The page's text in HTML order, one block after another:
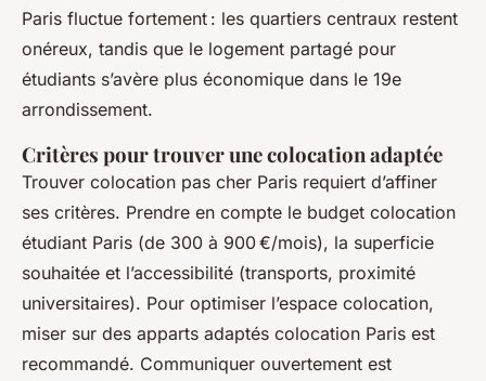
Paris fluctue fortement : les quartiers centraux restent
onéreux, tandis que le logement partagé pour
étudiants s’avère plus économique dans le 19e
arrondissement.
Critères pour trouver une colocation adaptée
Trouver colocation pas cher Paris requiert d’affiner
ses critères. Prendre en compte le budget colocation
étudiant Paris (de 300 à 900 €/mois), la superficie
souhaitée et l’accessibilité (transports, proximité
universitaires). Pour optimiser l’espace colocation,
miser sur des apparts adaptés colocation Paris est
recommandé. Communiquer ouvertement est